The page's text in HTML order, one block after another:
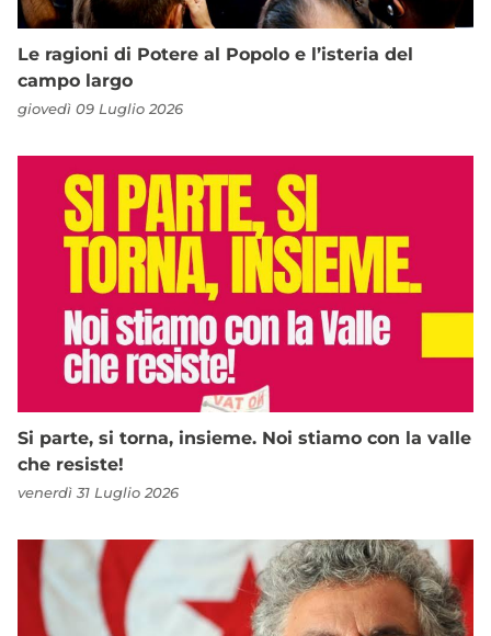
Le ragioni di Potere al Popolo e l’isteria del
campo largo
giovedì 09 Luglio 2026
Si parte, si torna, insieme. Noi stiamo con la valle
che resiste!
venerdì 31 Luglio 2026